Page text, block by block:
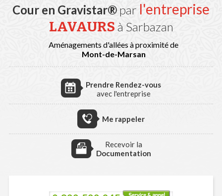
Cour en Gravistar® par l'entreprise
LAVAURS à Sarbazan
Aménagements d'allées à proximité de
Mont-de-Marsan
Prendre Rendez-vous
avec l'entreprise
Me rappeler
Recevoir la
Documentation